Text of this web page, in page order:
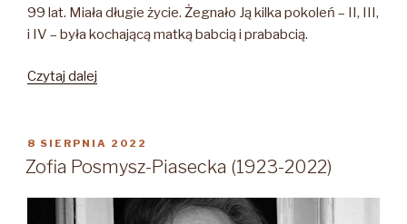
99 lat. Miała długie życie. Żegnało Ją kilka pokoleń – II, III,
i IV – była kochającą matką babcią i prababcią.
Czytaj dalej
d.
Protasiewicz
2022”
OPUBLIKOWANE
W
8 SIERPNIA 2022
Zofia Posmysz-Piasecka (1923-2022)